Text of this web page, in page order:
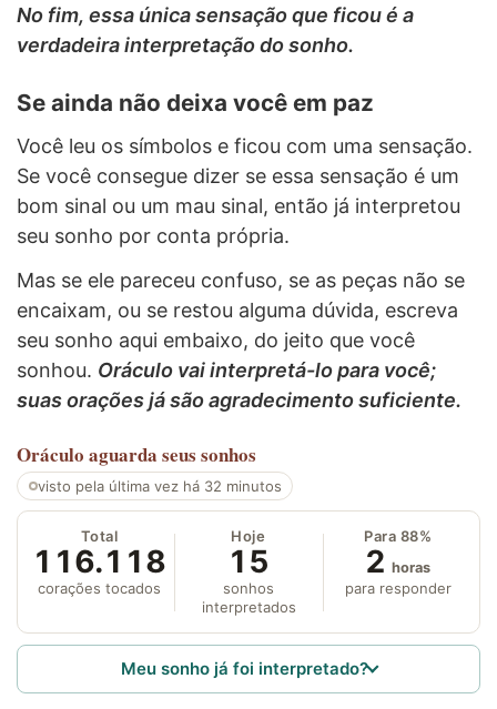
No fim, essa única sensação que ficou é a
verdadeira interpretação do sonho.
Se ainda não deixa você em paz
Você leu os símbolos e ficou com uma sensação.
Se você consegue dizer se essa sensação é um
bom sinal ou um mau sinal, então já interpretou
seu sonho por conta própria.
Mas se ele pareceu confuso, se as peças não se
encaixam, ou se restou alguma dúvida, escreva
seu sonho aqui embaixo, do jeito que você
sonhou. Oráculo vai interpretá-lo para você;
suas orações já são agradecimento suficiente.
Oráculo aguarda seus sonhos
visto pela última vez há 32 minutos
Total
116.118
corações tocados
Hoje
15
sonhos
interpretados
Para 88%
2 horas
para responder
Meu sonho já foi interpretado?